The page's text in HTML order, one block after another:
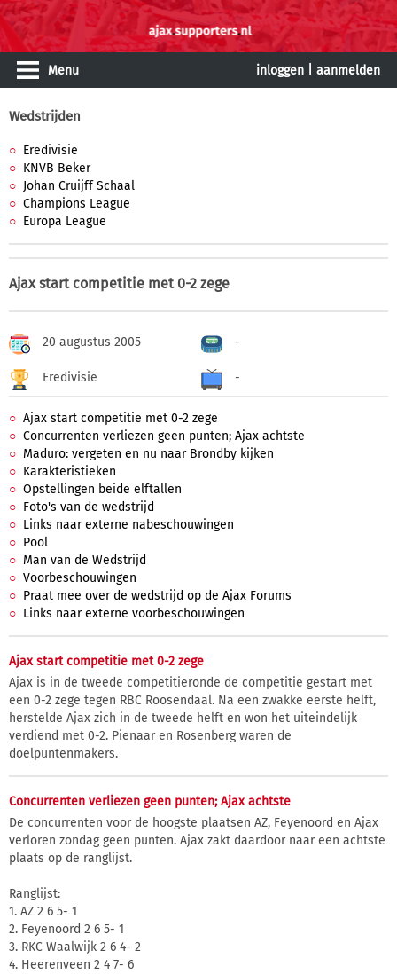
Menu inloggen aanmelden
Wedstrijden
Eredivisie
KNVB Beker
Johan Cruijff Schaal
Champions League
Europa League
Ajax start competitie met 0-2 zege
20 augustus 2005 -
Eredivisie -
Ajax start competitie met 0-2 zege
Concurrenten verliezen geen punten; Ajax achtste
Maduro: vergeten en nu naar Brondby kijken
Karakteristieken
Opstellingen beide elftallen
Foto's van de wedstrijd
Links naar externe nabeschouwingen
Pool
Man van de Wedstrijd
Voorbeschouwingen
Praat mee over de wedstrijd op de Ajax Forums
Links naar externe voorbeschouwingen
Ajax start competitie met 0-2 zege
Ajax is in de tweede competitieronde de competitie gestart met
een 0-2 zege tegen RBC Roosendaal. Na een zwakke eerste helft,
herstelde Ajax zich in de tweede helft en won het uiteindelijk
verdiend met 0-2. Pienaar en Rosenberg waren de
doelpuntenmakers.
Concurrenten verliezen geen punten; Ajax achtste
De concurrenten voor de hoogste plaatsen AZ, Feyenoord en Ajax
verloren zondag geen punten. Ajax zakt daardoor naar een achtste
plaats op de ranglijst.
Ranglijst:
1. AZ 2 6 5- 1
2. Feyenoord 2 6 5- 1
3. RKC Waalwijk 2 6 4- 2
4. Heerenveen 2 4 7- 6